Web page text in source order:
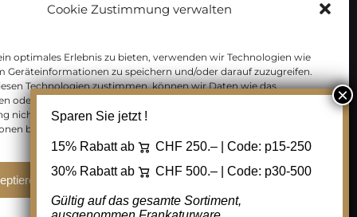
Cookie Zustimmung verwalten
optimales Erlebnis zu bieten, verwenden wir Technologien wie
Geräteinformationen zu speichern und/oder darauf zuzugreifen.
Technologien zustimmen, können wir Daten wie das
oder eindeutige IDs auf dieser Website verarbeiten. Wenn Sie Ihre
nicht erteilen oder zurückziehen, können bestimmte Merkmale
beeinträchtigt werden.
Ablehnen Cookie Einstellungen
Zensurbelege Österreich
Zensurbelege Schweiz
Sparen Sie jetzt !
15% Rabatt ab CHF 250.– | Code: p15-250
30% Rabatt ab
CHF 500.– | Code: p30-500
Gültig auf das gesamte Sortiment,